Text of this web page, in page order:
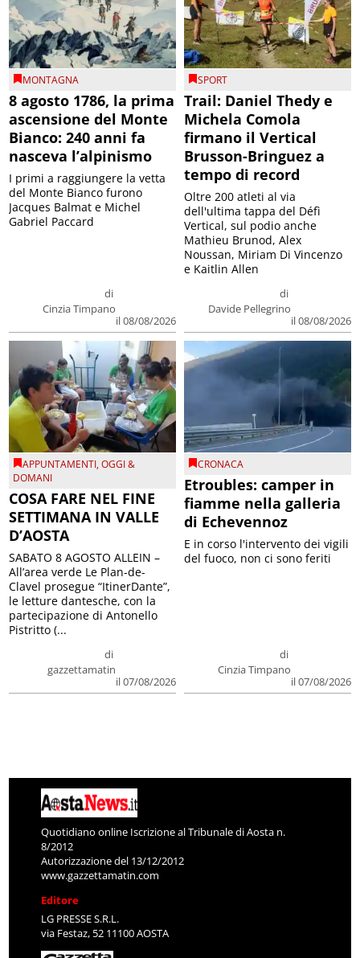
MONTAGNA
8 agosto 1786, la prima
ascensione del Monte
Bianco: 240 anni fa
nasceva l’alpinismo
di
Cinzia Timpano
il 08/08/2026
I primi a raggiungere la vetta
del Monte Bianco furono
Jacques Balmat e Michel
Gabriel Paccard
SPORT
Trail: Daniel Thedy e
Michela Comola
firmano il Vertical
Brusson-Bringuez a
tempo di record
di
Davide Pellegrino
il 08/08/2026
Oltre 200 atleti al via
dell'ultima tappa del Défì
Vertical, sul podio anche
Mathieu Brunod, Alex
Noussan, Miriam Di Vincenzo
e Kaitlin Allen
APPUNTAMENTI,OGGI &
DOMANI
COSA FARE NEL FINE
SETTIMANA IN VALLE
D’AOSTA
di
gazzettamatin
il 07/08/2026
SABATO 8 AGOSTO ALLEIN –
All’area verde Le Plan-de-
Clavel prosegue “ItinerDante”,
le letture dantesche, con la
partecipazione di Antonello
Pistritto (...
CRONACA
Etroubles: camper in
fiamme nella galleria
di Echevennoz
di
Cinzia Timpano
il 07/08/2026
E in corso l'intervento dei vigili
del fuoco, non ci sono feriti
Quotidiano online Iscrizione al Tribunale di Aosta n.
8/2012
Autorizzazione del 13/12/2012
www.gazzettamatin.com
Editore
LG PRESSE S.R.L.
via Festaz, 52 11100 AOSTA